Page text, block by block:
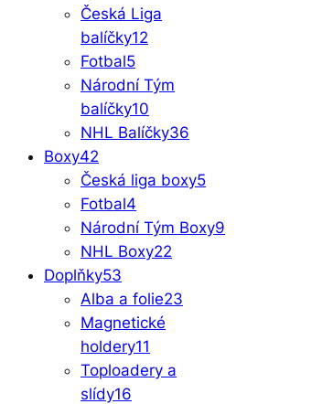
Česká Liga
balíčky12
Fotbal5
Národní Tým
balíčky10
NHL Balíčky36
Boxy42
Česká liga boxy5
Fotbal4
Národní Tým Boxy9
NHL Boxy22
Doplňky53
Alba a folie23
Magnetické
holdery11
Toploadery a
slídy16